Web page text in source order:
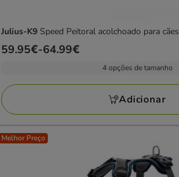
Julius-K9 Speed Peitoral acolchoado para cães
Preço
a
64.99€
59.95€-64.99€
4 opções de tamanho
Adicionar
Melhor Preço